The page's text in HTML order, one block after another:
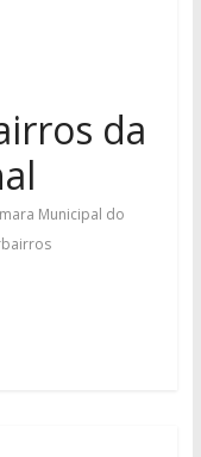
da
Municipal do